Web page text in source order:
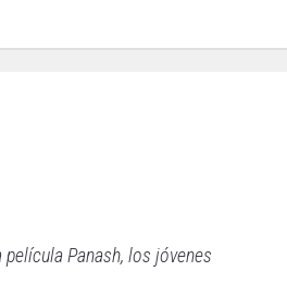
Panash, los jóvenes